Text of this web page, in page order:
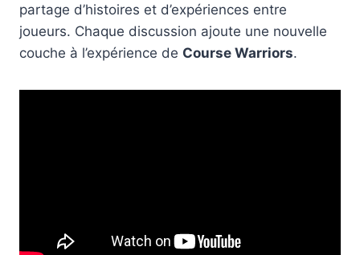
partage d’histoires et d’expériences entre
joueurs. Chaque discussion ajoute une nouvelle
couche à l’expérience de Course Warriors.